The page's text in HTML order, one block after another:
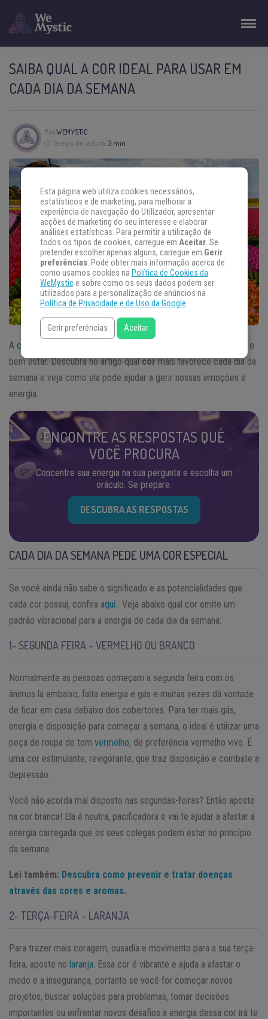
SAIBA QUAL A COR IDEAL PARA USAR EM
CADA DIA DA SEMANA
PorWEMYSTIC
Tempo de leitura: 3 min
A cromoterapia
utiliza o poder das cores para trazer benefícios e
bem estar. Descubra no artigo qualcormais favorece cada dia da
semana e veja como ela pode ajudar a gerir nossas emoções e
energia.
ENCONTRE AS RESPOSTAS QUE
VOCÊ PROCURA
Concentre sua energia na sua pergunta e escolha um
oráculo. Se prepare.
DESCUBRA AS RESPOSTAS
CADA DIA DA SEMANA PEDE UMA COR ESPECIAL
Se você ainda não sabe o significado e as potencialidades que
cada cor possui, confira aqui . Veja abaixo qual cor emite um
padrão vibracional para a energia de cada dia da semana:
1- SEGUNDA FEIRA – VERMELHO OU BRANCO
Normalmente as pessoas começam a segunda feira com os
ânimos lá embaixo, falta energia e gás e muitas vezes dá vontade
de ficar em casa debaixo dos cobertores. Para ter mais gás,
energia e disposição para começar a semana, o ideal é utilizar uma
peça de roupa de tom vermelho, de preferência vermelho vivo. É
uma cor estimulante, revigorante, que traz disposição e combate a
depressão.
Você não acorda mal disposto nas segundas-feiras? Então aposte
na cor branca! Ela é neutra, pacificadora e vai te ajudar a afastar a
energia carregada que os seus colegas podem estar no princípio
da semana.
Lei também: Descubra como prevenir e tratar doenças
através das cores e aromas.
2- TERÇA-FEIRA – LARANJA
Para trazer mais coragem, ousadia e movimento para a sua terça-
feira, aposte no laranja . Essa cor é vibrante e ajuda a afastar o
medo e a insegurança, portanto se você for começar novos
projetos, buscar soluções para problemas, tomar decisões
importantes ou enfrentar novos desafios a energia dessa cor irá te
Esta página web utiliza cookies necessários,
estatísticos e de marketing, para melhorar a
experiência de navegação do Utilizador, apresentar
acções de marketing do seu interesse e elaborar
análises estatísticas. Para permitir a utilização de
todos os tipos de cookies, carregue em Aceitar. Se
pretender escolher apenas alguns, carregue em Gerir
preferências. Pode obter mais informação acerca de
como usamos cookies na Política de Cookies da
WeMystice sobre como os seus dados podem ser
utilizados para a personalização de anúncios na
Política de Privacidade e de Uso da Google.
Gerir preferências Aceitar